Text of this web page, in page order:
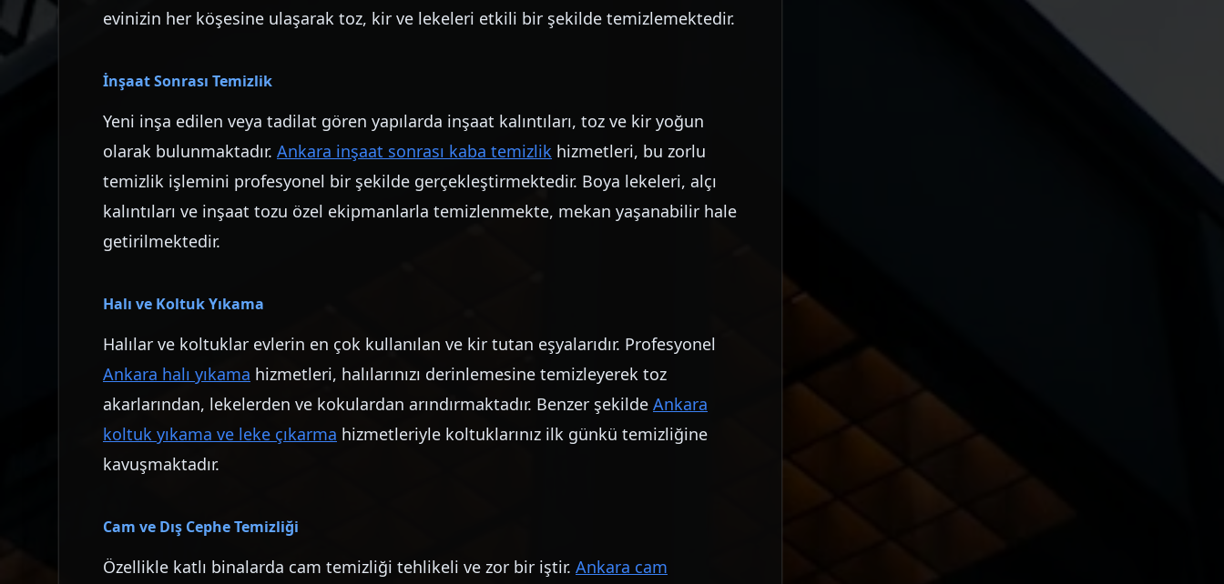
evinizin her köşesine ulaşarak toz, kir ve lekeleri etkili bir şekilde temizlemektedir.
İnşaat Sonrası Temizlik
Yeni inşa edilen veya tadilat gören yapılarda inşaat kalıntıları, toz ve kir yoğun
olarak bulunmaktadır. Ankara inşaat sonrası kaba temizlik hizmetleri, bu zorlu
temizlik işlemini profesyonel bir şekilde gerçekleştirmektedir. Boya lekeleri, alçı
kalıntıları ve inşaat tozu özel ekipmanlarla temizlenmekte, mekan yaşanabilir hale
getirilmektedir.
Halı ve Koltuk Yıkama
Halılar ve koltuklar evlerin en çok kullanılan ve kir tutan eşyalarıdır. Profesyonel
Ankara halı yıkama hizmetleri, halılarınızı derinlemesine temizleyerek toz
akarlarından, lekelerden ve kokulardan arındırmaktadır. Benzer şekilde Ankara
koltuk yıkama ve leke çıkarma hizmetleriyle koltuklarınız ilk günkü temizliğine
kavuşmaktadır.
Cam ve Dış Cephe Temizliği
Özellikle katlı binalarda cam temizliği tehlikeli ve zor bir iştir. Ankara cam